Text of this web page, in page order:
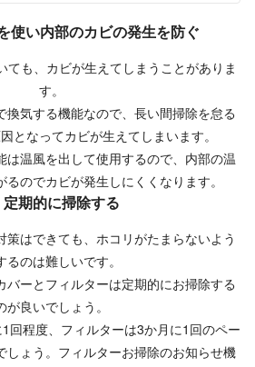
使い内部のカビの発生を防ぐ
ても、カビが生えてしまうことがありま
す。
換気する機能なので、長い間掃除を怠る
となってカビが生えてしまいます。
は温風を出して使用するので、内部の温
のでカビが発生しにくくなります。
定期的に掃除する
策はできても、ホコリがたまらないよう
るのは難しいです。
バーとフィルターは定期的にお掃除する
が良いでしょう。
回程度、フィルターは3か月に1回のペー
しょう。フィルターお掃除のお知らせ機